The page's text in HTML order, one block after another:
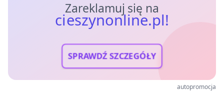
Zareklamuj się na
cieszynonline.pl!
SPRAWDŹ SZCZEGÓŁY
autopromocja